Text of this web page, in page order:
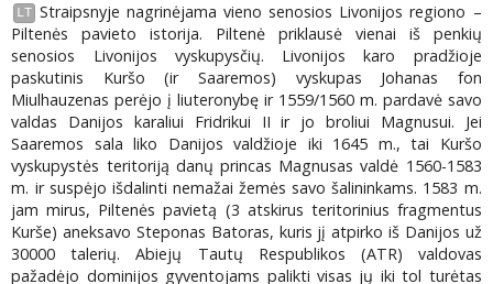
LT Straipsnyje nagrinėjama vieno senosios Livonijos regiono –
Piltenės pavieto istorija. Piltenė priklausė vienai iš penkių
senosios Livonijos vyskupysčių. Livonijos karo pradžioje
paskutinis Kuršo (ir Saaremos) vyskupas Johanas fon
Miulhauzenas perėjo į liuteronybę ir 1559/1560 m. pardavė savo
valdas Danijos karaliui Fridrikui II ir jo broliui Magnusui. Jei
Saaremos sala liko Danijos valdžioje iki 1645 m., tai Kuršo
vyskupystės teritoriją danų princas Magnusas valdė 1560-1583
m. ir suspėjo išdalinti nemažai žemės savo šalininkams. 1583 m.
jam mirus, Piltenės pavietą (3 atskirus teritorinius fragmentus
Kurše) aneksavo Steponas Batoras, kuris jį atpirko iš Danijos už
30000 talerių. Abiejų Tautų Respublikos (ATR) valdovas
pažadėjo dominijos gyventojams palikti visas jų iki tol turėtas